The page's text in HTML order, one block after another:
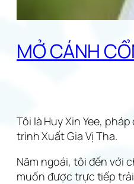
MỞ CÁNH
Tôi là Huy Xin Yee,
trình Xuất Gia Vị Tha.
Năm ngoái, tôi đến với
muốn được trực tiếp